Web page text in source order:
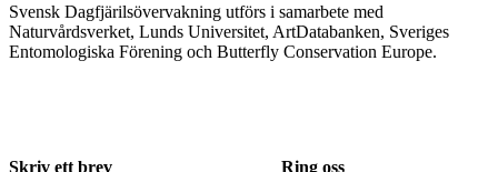
Svensk Dagfjärilsövervakning utförs i samarbete med
Naturvårdsverket, Lunds Universitet, ArtDatabanken, Sveriges
Entomologiska Förening och Butterfly Conservation Europe.
Skriv ett brev Ring oss